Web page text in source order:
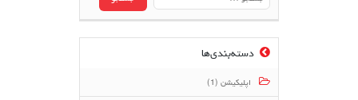
دسته‌بندی‌ها
اپلیکیشن (1)